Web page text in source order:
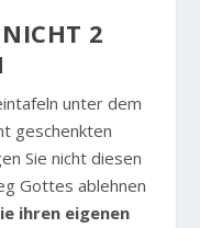
2
unter dem
geschenkten
Sie nicht diesen
Gottes ablehnen
ihren eigenen